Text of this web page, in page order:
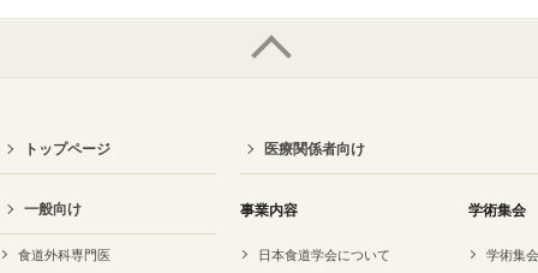
トップページ
一般向け
食道外科専門医
医療関係者向け
事業内容
日本食道学会について
学術集会
学術集